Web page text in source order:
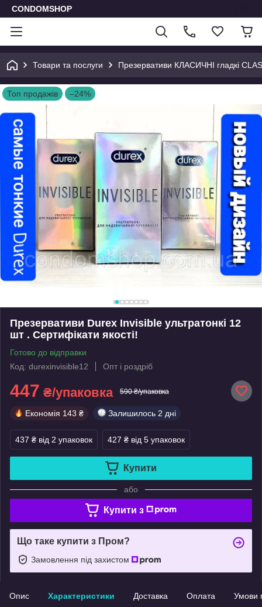
CONDOMSHOP
Товари та послуги Презервативи КЛАСИЧНІ гладкі
Топ продажів –24%
Презервативи Durex Invisible ультратонкі 12
шт . Сертифікати якості!
Готово до відправки
Код: durexinvisible12
Опт і роздріб
447 ₴/упаковка 590 ₴/упаковка
Економія 143 ₴ Залишилось 2 дні
437 ₴ від 2 упаковок 427 ₴ від 5 упаковок
Купити
або
Купити з
Що таке купити з Пром?
Замовлення під захистом
Опис Характеристики Доставка Оплата Умови